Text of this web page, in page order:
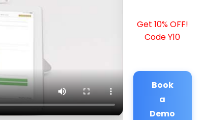
Get 10% OFF!
Code Y10
Book
a
Demo